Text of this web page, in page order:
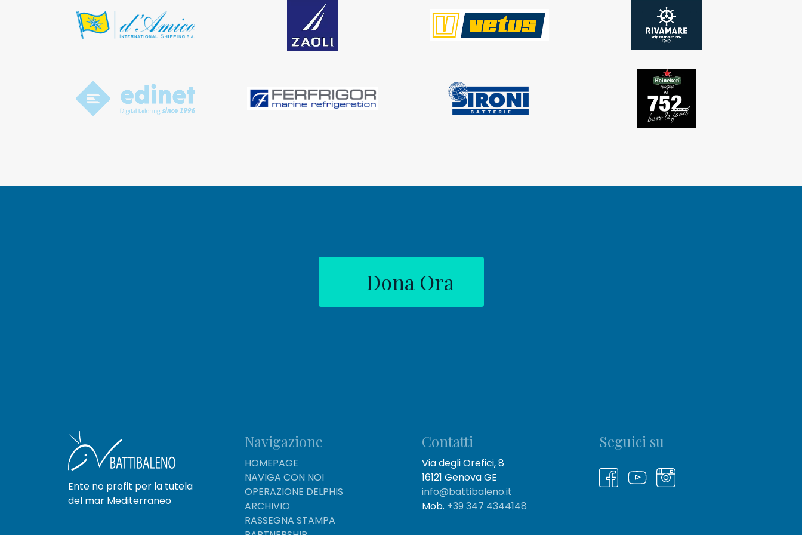
Dona Ora
Ente no profit per la tutela
del mar Mediterraneo
Navigazione
HOMEPAGE
NAVIGA CON NOI
OPERAZIONE DELPHIS
ARCHIVIO
RASSEGNA STAMPA
Contatti
Via degli Orefici, 8
16121 Genova GE
info@battibaleno.it
Mob. +39 347 4344148
Seguici su